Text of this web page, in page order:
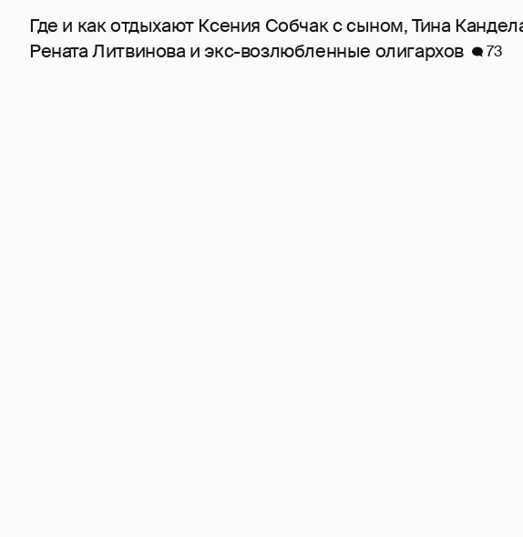
Где и как отдыхают Ксения Собчак с сыном, Тина
Рената Литвинова и экс-возлюбленные олигархов
73